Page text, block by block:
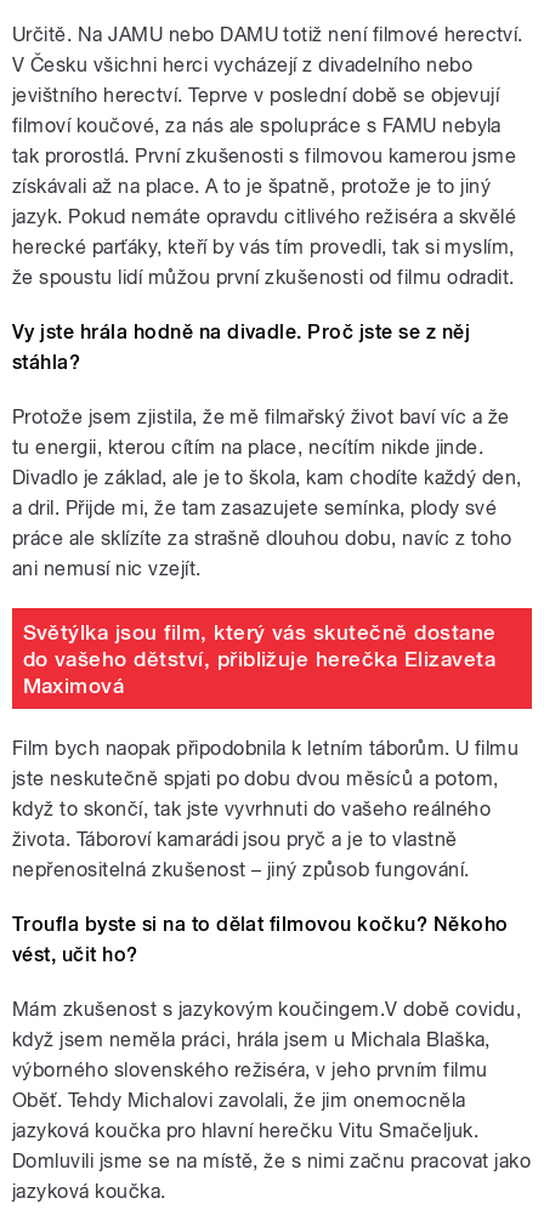
Určitě. Na JAMU nebo DAMU totiž není filmové herectví.
V Česku všichni herci vycházejí z divadelního nebo
jevištního herectví. Teprve v poslední době se objevují
filmoví koučové, za nás ale spolupráce s FAMU nebyla
tak prorostlá. První zkušenosti s filmovou kamerou jsme
získávali až na place. A to je špatně, protože je to jiný
jazyk. Pokud nemáte opravdu citlivého režiséra a skvělé
herecké parťáky, kteří by vás tím provedli, tak si myslím,
že spoustu lidí můžou první zkušenosti od filmu odradit.
Vy jste hrála hodně na divadle. Proč jste se z něj
stáhla?
Protože jsem zjistila, že mě filmařský život baví víc a že
tu energii, kterou cítím na place, necítím nikde jinde.
Divadlo je základ, ale je to škola, kam chodíte každý den,
a dril. Přijde mi, že tam zasazujete semínka, plody své
práce ale sklízíte za strašně dlouhou dobu, navíc z toho
ani nemusí nic vzejít.
Světýlka jsou film, který vás skutečně dostane
do vašeho dětství, přibližuje herečka Elizaveta
Maximová
Film bych naopak připodobnila k letním táborům. U filmu
jste neskutečně spjati po dobu dvou měsíců a potom,
když to skončí, tak jste vyvrhnuti do vašeho reálného
života. Táboroví kamarádi jsou pryč a je to vlastně
nepřenositelná zkušenost – jiný způsob fungování.
Troufla byste si na to dělat filmovou kočku? Někoho
vést, učit ho?
Mám zkušenost s jazykovým koučingem.V době covidu,
když jsem neměla práci, hrála jsem u Michala Blaška,
výborného slovenského režiséra, v jeho prvním filmu
Oběť. Tehdy Michalovi zavolali, že jim onemocněla
jazyková koučka pro hlavní herečku Vitu Smačeljuk.
Domluvili jsme se na místě, že s nimi začnu pracovat jako
jazyková koučka.